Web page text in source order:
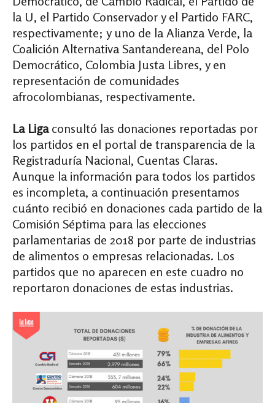
la U, el Partido Conservador y el Partido FARC,
respectivamente; y uno de la Alianza Verde, la
Coalición Alternativa Santandereana, del Polo
Democrático, Colombia Justa Libres, y en
representación de comunidades
afrocolombianas, respectivamente.
La Liga consultó las donaciones reportadas por
los partidos en el portal de transparencia de la
Registraduría Nacional, Cuentas Claras.
Aunque la información para todos los partidos
es incompleta, a continuación presentamos
cuánto recibió en donaciones cada partido de la
Comisión Séptima para las elecciones
parlamentarias de 2018 por parte de industrias
de alimentos o empresas relacionadas. Los
partidos que no aparecen en este cuadro no
reportaron donaciones de estas industrias.